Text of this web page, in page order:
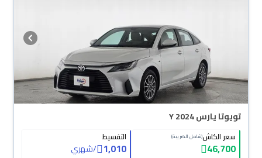
تويوتا يارس Y 2024
سعر الكاش(شامل الضريبة)
46,700
التقسيط
1,010
/شهري